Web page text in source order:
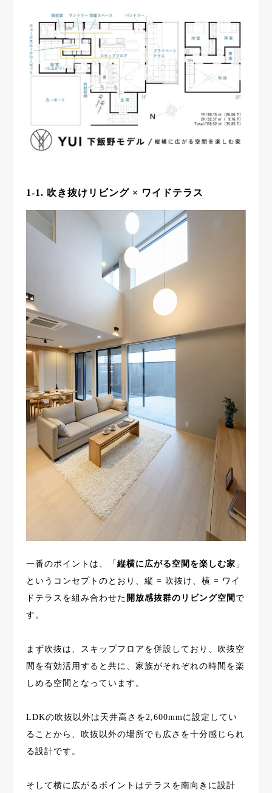
1-1. 吹き抜けリビング × ワイドテラス
一番のポイントは、「 縦横に広がる空間を楽しむ家 」
というコンセプトのとおり、縦 = 吹抜け、横 = ワイ
ドテラスを組み合わせた 開放感抜群のリビング空間 で
す。
まず吹抜は、スキップフロアを併設しており、吹抜空
間を有効活用すると共に、家族がそれぞれの時間を楽
しめる空間となっています。
LDKの吹抜以外は天井高さを2,600mmに設定してい
ることから、吹抜以外の場所でも広さを十分感じられ
る設計です。
そして横に広がるポイントはテラスを南向きに設計